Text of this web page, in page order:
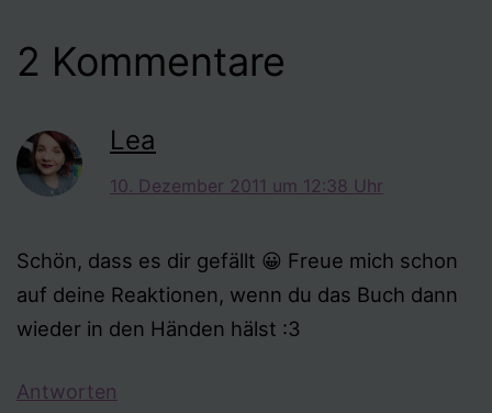
2 Kommentare
Lea
10. Dezember 2011 um 12:38 Uhr
Schön, dass es dir gefällt 😀 Freue mich schon
auf deine Reaktionen, wenn du das Buch dann
wieder in den Händen hälst :3
Antworten